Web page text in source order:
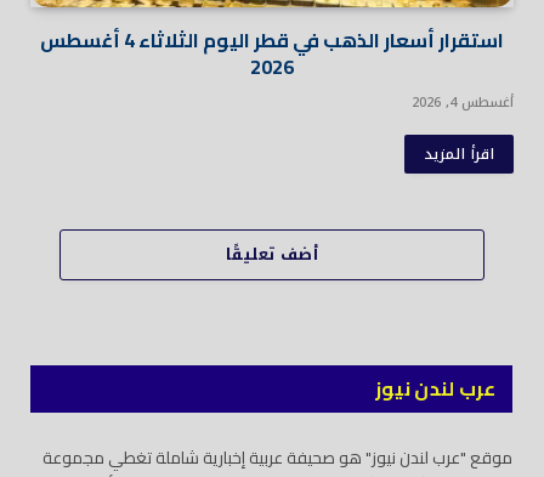
استقرار أسعار الذهب في قطر اليوم الثلاثاء 4 أغسطس
2026
أغسطس 4, 2026
اقرأ المزيد
أضف تعليقًا
عرب لندن نيوز
موقع "عرب لندن نيوز" هو صحيفة عربية إخبارية شاملة تغطي مجموعة